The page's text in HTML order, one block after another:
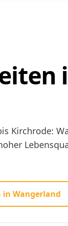
Kirchrode:
Wangerland